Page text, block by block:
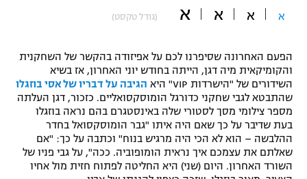
תקנון משתתפים וזוכים בפרסים
תקנון עבור פעילות אלקטרה
תקנון עבור פעילות ספורט 1 – "מרלן"
טניס
גיימינג E-Sports
תנאי שימוש
כדורמים
פוטבול אמריקאי NFL
בייסבול MLB
ספורט אתגרי ואקסטרים
א א א א (גודל טקסט)
הפעם האחרונה שסיפרנו לכם על אפיזודה בהקשר של השחקנית
והקומיקאית מיה דגן, הייתה בחודש יוני האחרון, אז בשיא
השידורים של "הישרדות VIP" היא
הגיבה על דבריו של אסי בוזגלו
שהתבטא לגבי שחקני כדורגל הומוסקסואליים. כזכור, דגן העלתה
מספר צילומי מסך לסטורי שלה באינסטגרם בהם נראה בוזגלו
בעת שדיבר על כך שאם היה איתו "גבר הומוסקסואל בחדר
ההלבשה – הוא לא הכי היה מרגיש בנוח" וכתבה על כך: "אם
שאלתם את עצמכם איך נראית הומופוביה. ככה", על גבי פניו של
השורד האחרון. היום (שני) היא החליטה לפתוח חזית מול אחיו